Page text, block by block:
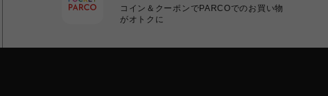
コイン＆クーポンでPARCOでのお買い物
がオトクに